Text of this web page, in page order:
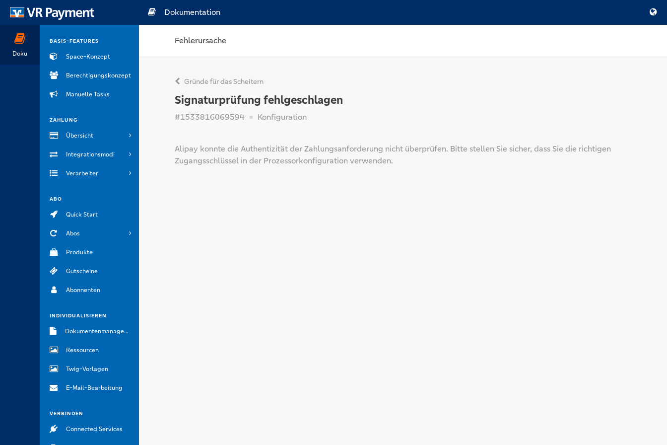
Doku
BASIS-FEATURES
Space-Konzept
Berechtigungskonzept
Manuelle Tasks
ZAHLUNG
Übersicht
Integrationsmodi
Verarbeiter
ABO
Quick Start
Abos
Produkte
Gutscheine
Abonnenten
INDIVIDUALISIEREN
Dokumentenmanagement
Ressourcen
Twig-Vorlagen
E-Mail-Bearbeitung
VERBINDEN
Connected Services
Dokumentation
Fehlerursache
Gründe für das Scheitern
Signaturprüfung fehlgeschlagen
#1533816069594 Konfiguration
Alipay konnte die Authentizität der Zahlungsanforderung nicht überprüfen. Bitte stellen Sie sicher, dass Sie die richtigen
Zugangsschlüssel in der Prozessorkonfiguration verwenden.